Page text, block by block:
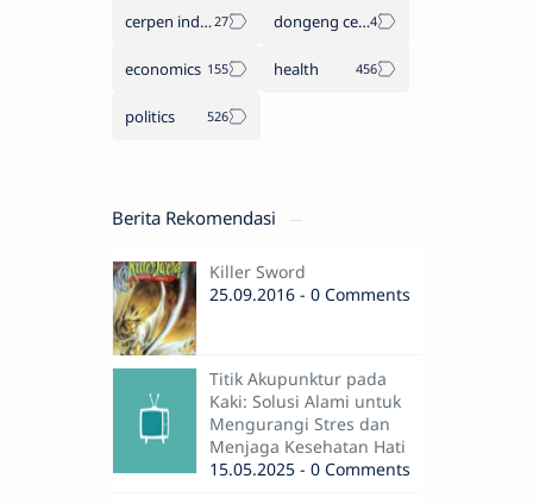
cerpen indonesia dongeng cerita legenda
economics health
politics
Berita Rekomendasi
Killer Sword
25.09.2016 - 0 Comments
Titik Akupunktur pada
Kaki: Solusi Alami untuk
Mengurangi Stres dan
Menjaga Kesehatan Hati
15.05.2025 - 0 Comments